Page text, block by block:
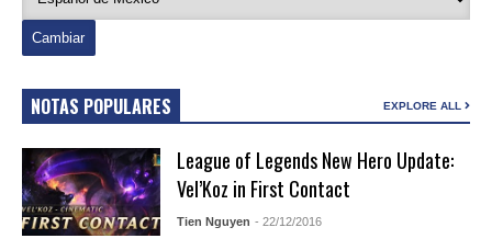
NOTAS POPULARES EXPLORE ALL
League of Legends New Hero Update:
Vel’Koz in First Contact
Tien Nguyen - 22/12/2016